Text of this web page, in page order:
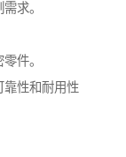
求。
件。
性和耐用性